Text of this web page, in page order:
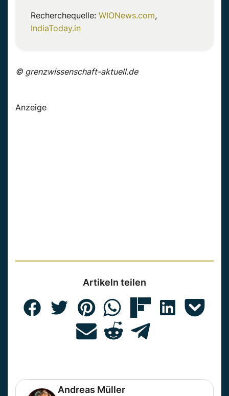
Recherchequelle: WIONews.com,
IndiaToday.in
© grenzwissenschaft-aktuell.de
Anzeige
Artikeln teilen
Andreas Müller